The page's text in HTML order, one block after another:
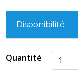
Disponibilité
Quantité